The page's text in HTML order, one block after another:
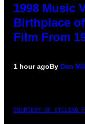
1998 Music
Birthplace
Film From
1 hour agoBy Dan
COURTESY OF CYCLING